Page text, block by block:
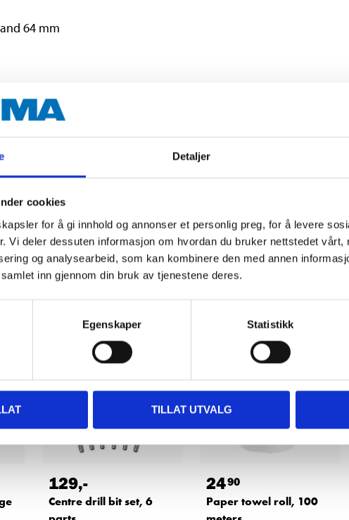
Detaljer
cookies
for å gi innhold og annonser et personlig preg, for å levere
Vi deler dessuten informasjon om hvordan du bruker nettstedet vårt,
og analysearbeid, som kan kombinere den med annen
inn gjennom din bruk av tjenestene deres.
Egenskaper Statistikk
TILLAT UTVALG
64 mm
Other customers also bought
129,-
Centre drill bit set, 6
2490
Paper towel roll, 100